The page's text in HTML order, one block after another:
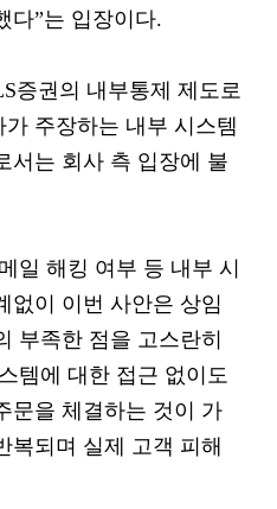
다”는 입장이다.
증권의 내부통제 제도로
주장하는 내부 시스템
서는 회사 측 입장에 불
일 해킹 여부 등 내부 시
없이 이번 사안은 상임
부족한 점을 고스란히
템에 대한 접근 없이도
문을 체결하는 것이 가
복되며 실제 고객 피해